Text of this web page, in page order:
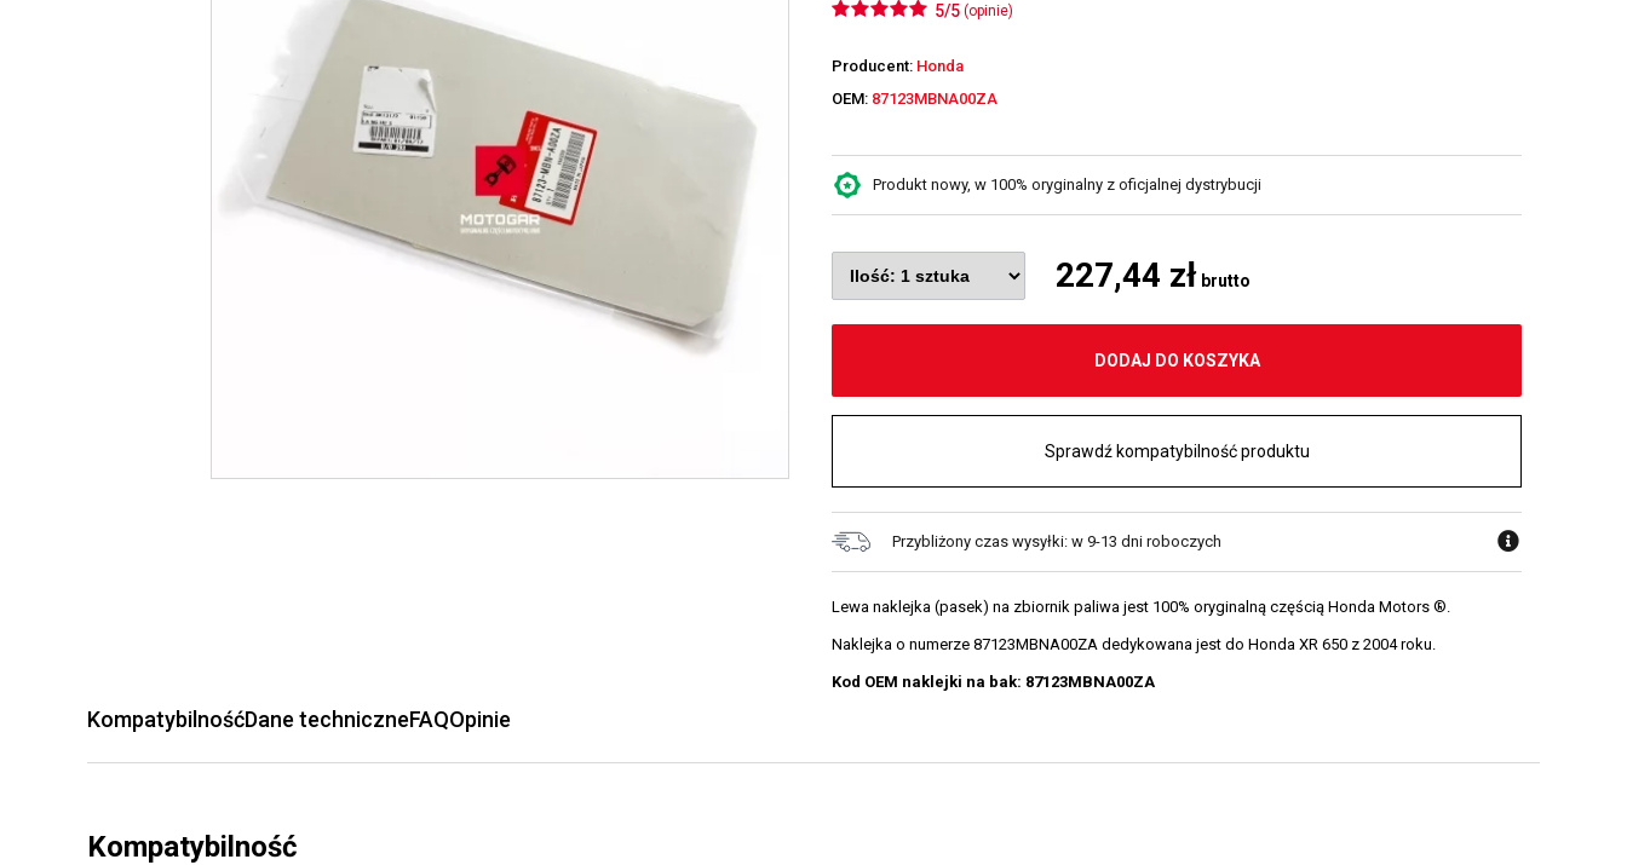
5/5 (opinie)
Producent: Honda
OEM: 87123MBNA00ZA
Produkt nowy, w 100% oryginalny z oficjalnej dystrybucji
227,44 zł brutto
DODAJ DO KOSZYKA
Sprawdź kompatybilność produktu
Przybliżony czas wysyłki: w 9-13 dni roboczych
Lewa naklejka (pasek) na zbiornik paliwa jest 100% oryginalną częścią Honda Motors ®.
Naklejka o numerze 87123MBNA00ZA dedykowana jest do Honda XR 650 z 2004 roku.
Kod OEM naklejki na bak: 87123MBNA00ZA
KompatybilnośćDane techniczneFAQOpinie
Kompatybilność